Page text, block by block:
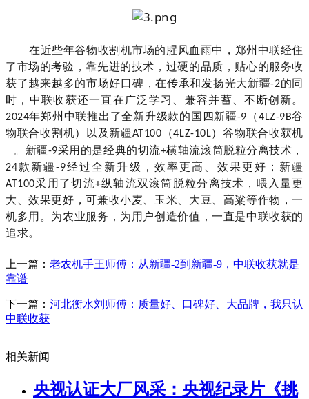
在近些年谷物收割机市场的腥风血雨中，郑州中联经住
了市场的考验，靠先进的技术，过硬的品质，贴心的服务收
获了越来越多的市场好口碑，在传承和发扬光大新疆-2的同
时， 中联收获还一直在 广泛学习、兼容并蓄、不断创新。
2024年郑州中联推出了全新升级款的国四新疆-9 （4LZ-9B谷
物联合收割机）以及新疆AT100 （4LZ-10L）谷物联合收获机
。 新疆-9采用的是经典的切流+横轴流滚筒脱粒分离技术 ，
24款新疆-9经过全新升级，效率更高、效果更好；新疆
AT100采用了切流+纵轴流双滚筒脱粒分离技术 ，喂入量更
大、效果更好，可兼收小麦、玉米、大豆、高粱等作物，一
机多用。为农业服务，为用户创造价值，一直是中联收获的
追求。
上一篇： 老农机手王师傅：从新疆-2到新疆-9，中联收获就是
靠谱
下一篇： 河北衡水刘师傅：质量好、口碑好、大品牌，我只认
中联收获
相关新闻
央视认证大厂风采：央视纪录片《挑